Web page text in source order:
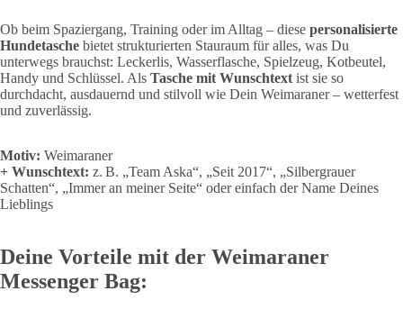
Ob beim Spaziergang, Training oder im Alltag – diese personalisierte
Hundetasche bietet strukturierten Stauraum für alles, was Du
unterwegs brauchst: Leckerlis, Wasserflasche, Spielzeug, Kotbeutel,
Handy und Schlüssel. Als Tasche mit Wunschtext ist sie so
durchdacht, ausdauernd und stilvoll wie Dein Weimaraner – wetterfest
und zuverlässig.
Motiv: Weimaraner
+ Wunschtext: z. B. „Team Aska“, „Seit 2017“, „Silbergrauer
Schatten“, „Immer an meiner Seite“ oder einfach der Name Deines
Lieblings
Deine Vorteile mit der Weimaraner
Messenger Bag: